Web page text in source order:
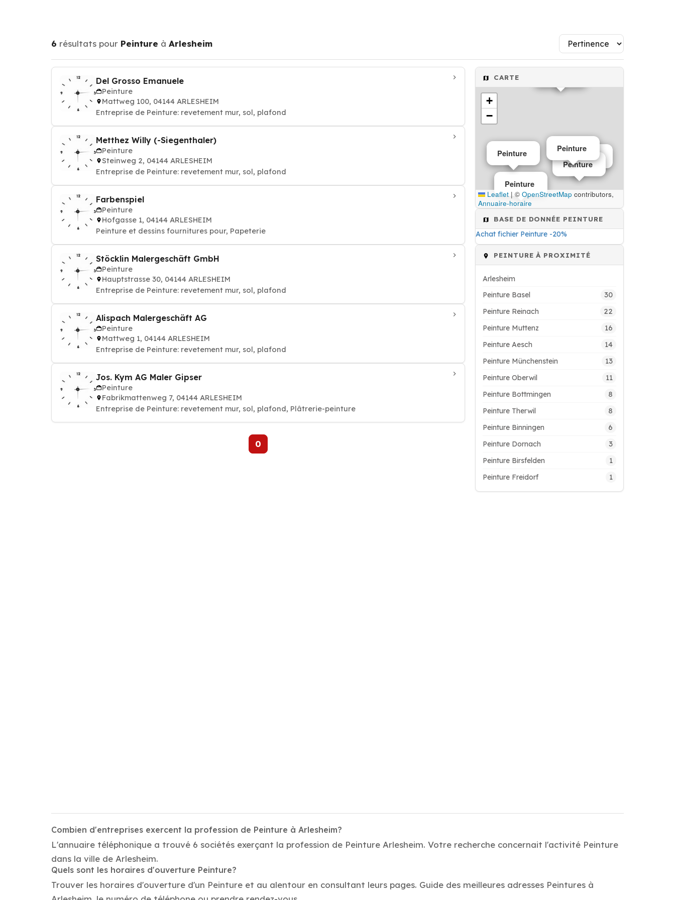
6 résultats pour Peinture à Arlesheim
Del Grosso Emanuele
Peinture
Mattweg 100, 04144 ARLESHEIM
Entreprise de Peinture: revetement mur, sol, plafond
Metthez Willy (-Siegenthaler)
Peinture
Steinweg 2, 04144 ARLESHEIM
Entreprise de Peinture: revetement mur, sol, plafond
Farbenspiel
Peinture
Hofgasse 1, 04144 ARLESHEIM
Peinture et dessins fournitures pour, Papeterie
Stöcklin Malergeschäft GmbH
Peinture
Hauptstrasse 30, 04144 ARLESHEIM
Entreprise de Peinture: revetement mur, sol, plafond
Alispach Malergeschäft AG
Peinture
Mattweg 1, 04144 ARLESHEIM
Entreprise de Peinture: revetement mur, sol, plafond
Jos. Kym AG Maler Gipser
Peinture
Fabrikmattenweg 7, 04144 ARLESHEIM
Entreprise de Peinture: revetement mur, sol, plafond, Plâtrerie-peinture
0
CARTE
Peinture
Peinture
Peinture
Peinture
Peinture
+
−
Leaflet | © OpenStreetMap contributors,
Annuaire-horaire
BASE DE DONNÉE PEINTURE
Achat fichier Peinture -20%
PEINTURE À PROXIMITÉ
Arlesheim
Peinture Basel
30
Peinture Reinach 22
Peinture Muttenz 16
Peinture Aesch 14
Peinture Münchenstein 13
Peinture Oberwil 11
Peinture Bottmingen 8
Peinture Therwil 8
Peinture Binningen 6
Peinture Dornach 3
Peinture Birsfelden 1
Peinture Freidorf 1
Combien d'entreprises exercent la profession de Peinture à Arlesheim?
L'annuaire téléphonique a trouvé 6 sociétés exerçant la profession de Peinture Arlesheim. Votre recherche concernait l'activité Peinture
dans la ville de Arlesheim.
Quels sont les horaires d'ouverture Peinture?
Trouver les horaires d'ouverture d'un Peinture et au alentour en consultant leurs pages. Guide des meilleures adresses Peintures à